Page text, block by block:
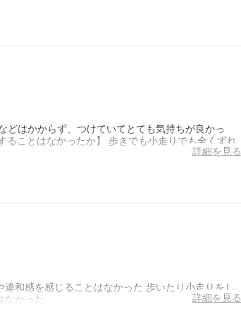
どはかからず、つけていてとても気持ちが良かっ
ことはなかったか】 歩きでも小走りでも全くずれ
詳細を見る
和感を感じることはなかった 歩いたり小走りをし
なかった
詳細を見る